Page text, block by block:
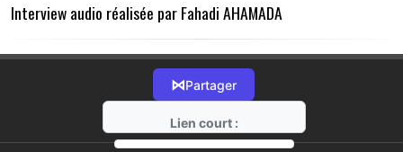
Interview audio réalisée par Fahadi AHAMADA
⋈Partager
Lien court :